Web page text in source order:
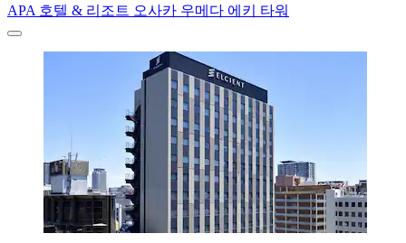
APA 호텔 & 리조트 오사카 우메다 에키 타워